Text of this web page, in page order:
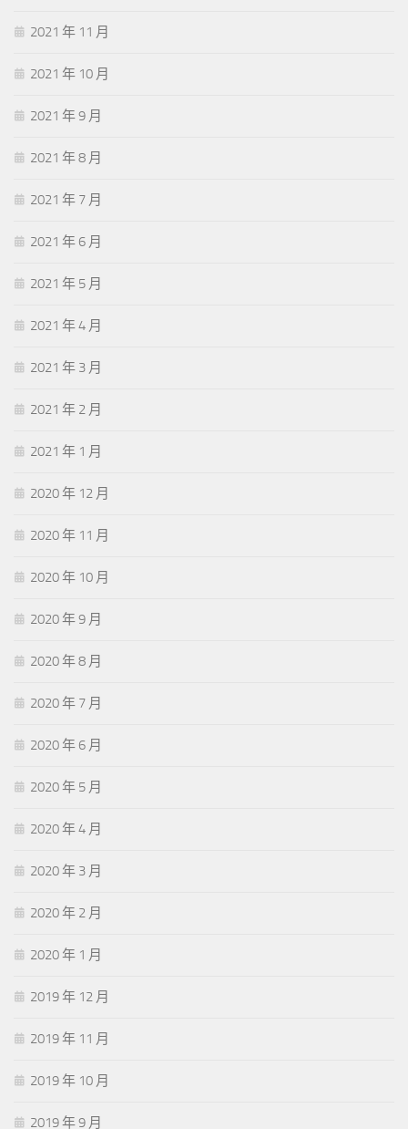
2021 年 11 月
2021 年 10 月
2021 年 9 月
2021 年 8 月
2021 年 7 月
2021 年 6 月
2021 年 5 月
2021 年 4 月
2021 年 3 月
2021 年 2 月
2021 年 1 月
2020 年 12 月
2020 年 11 月
2020 年 10 月
2020 年 9 月
2020 年 8 月
2020 年 7 月
2020 年 6 月
2020 年 5 月
2020 年 4 月
2020 年 3 月
2020 年 2 月
2020 年 1 月
2019 年 12 月
2019 年 11 月
2019 年 10 月
2019 年 9 月